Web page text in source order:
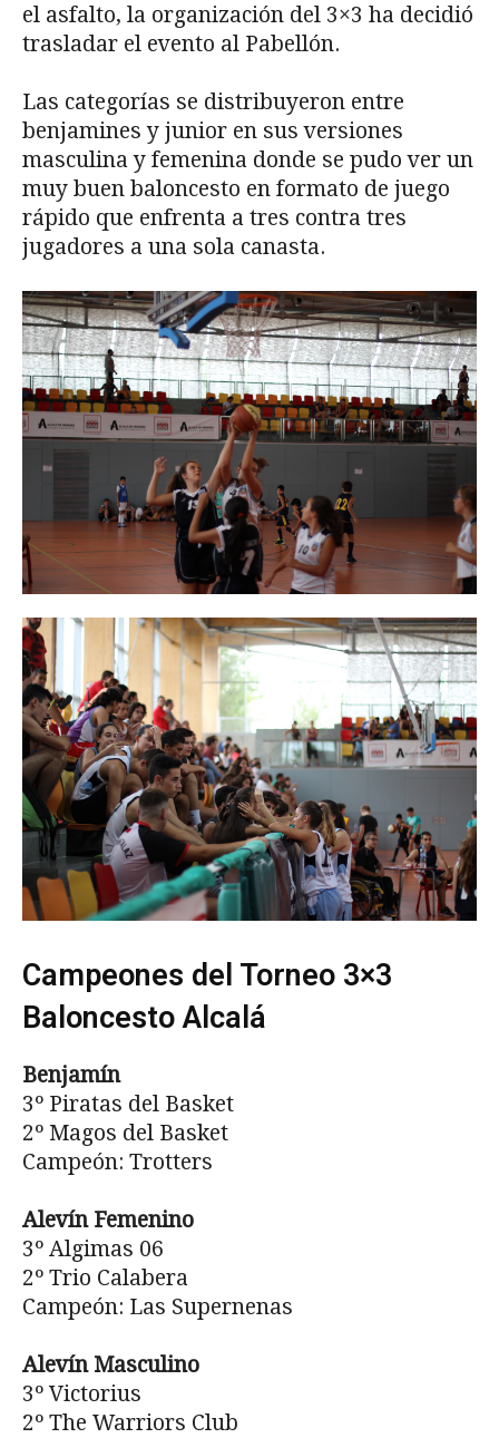
el asfalto, la organización del 3×3 ha decidió
trasladar el evento al Pabellón.
Las categorías se distribuyeron entre
benjamines y junior en sus versiones
masculina y femenina donde se pudo ver un
muy buen baloncesto en formato de juego
rápido que enfrenta a tres contra tres
jugadores a una sola canasta.
Campeones del Torneo 3×3
Baloncesto Alcalá
Benjamín
3º Piratas del Basket
2º Magos del Basket
Campeón: Trotters
Alevín Femenino
3º Algimas 06
2º Trio Calabera
Campeón: Las Supernenas
Alevín Masculino
3º Victorius
2º The Warriors Club